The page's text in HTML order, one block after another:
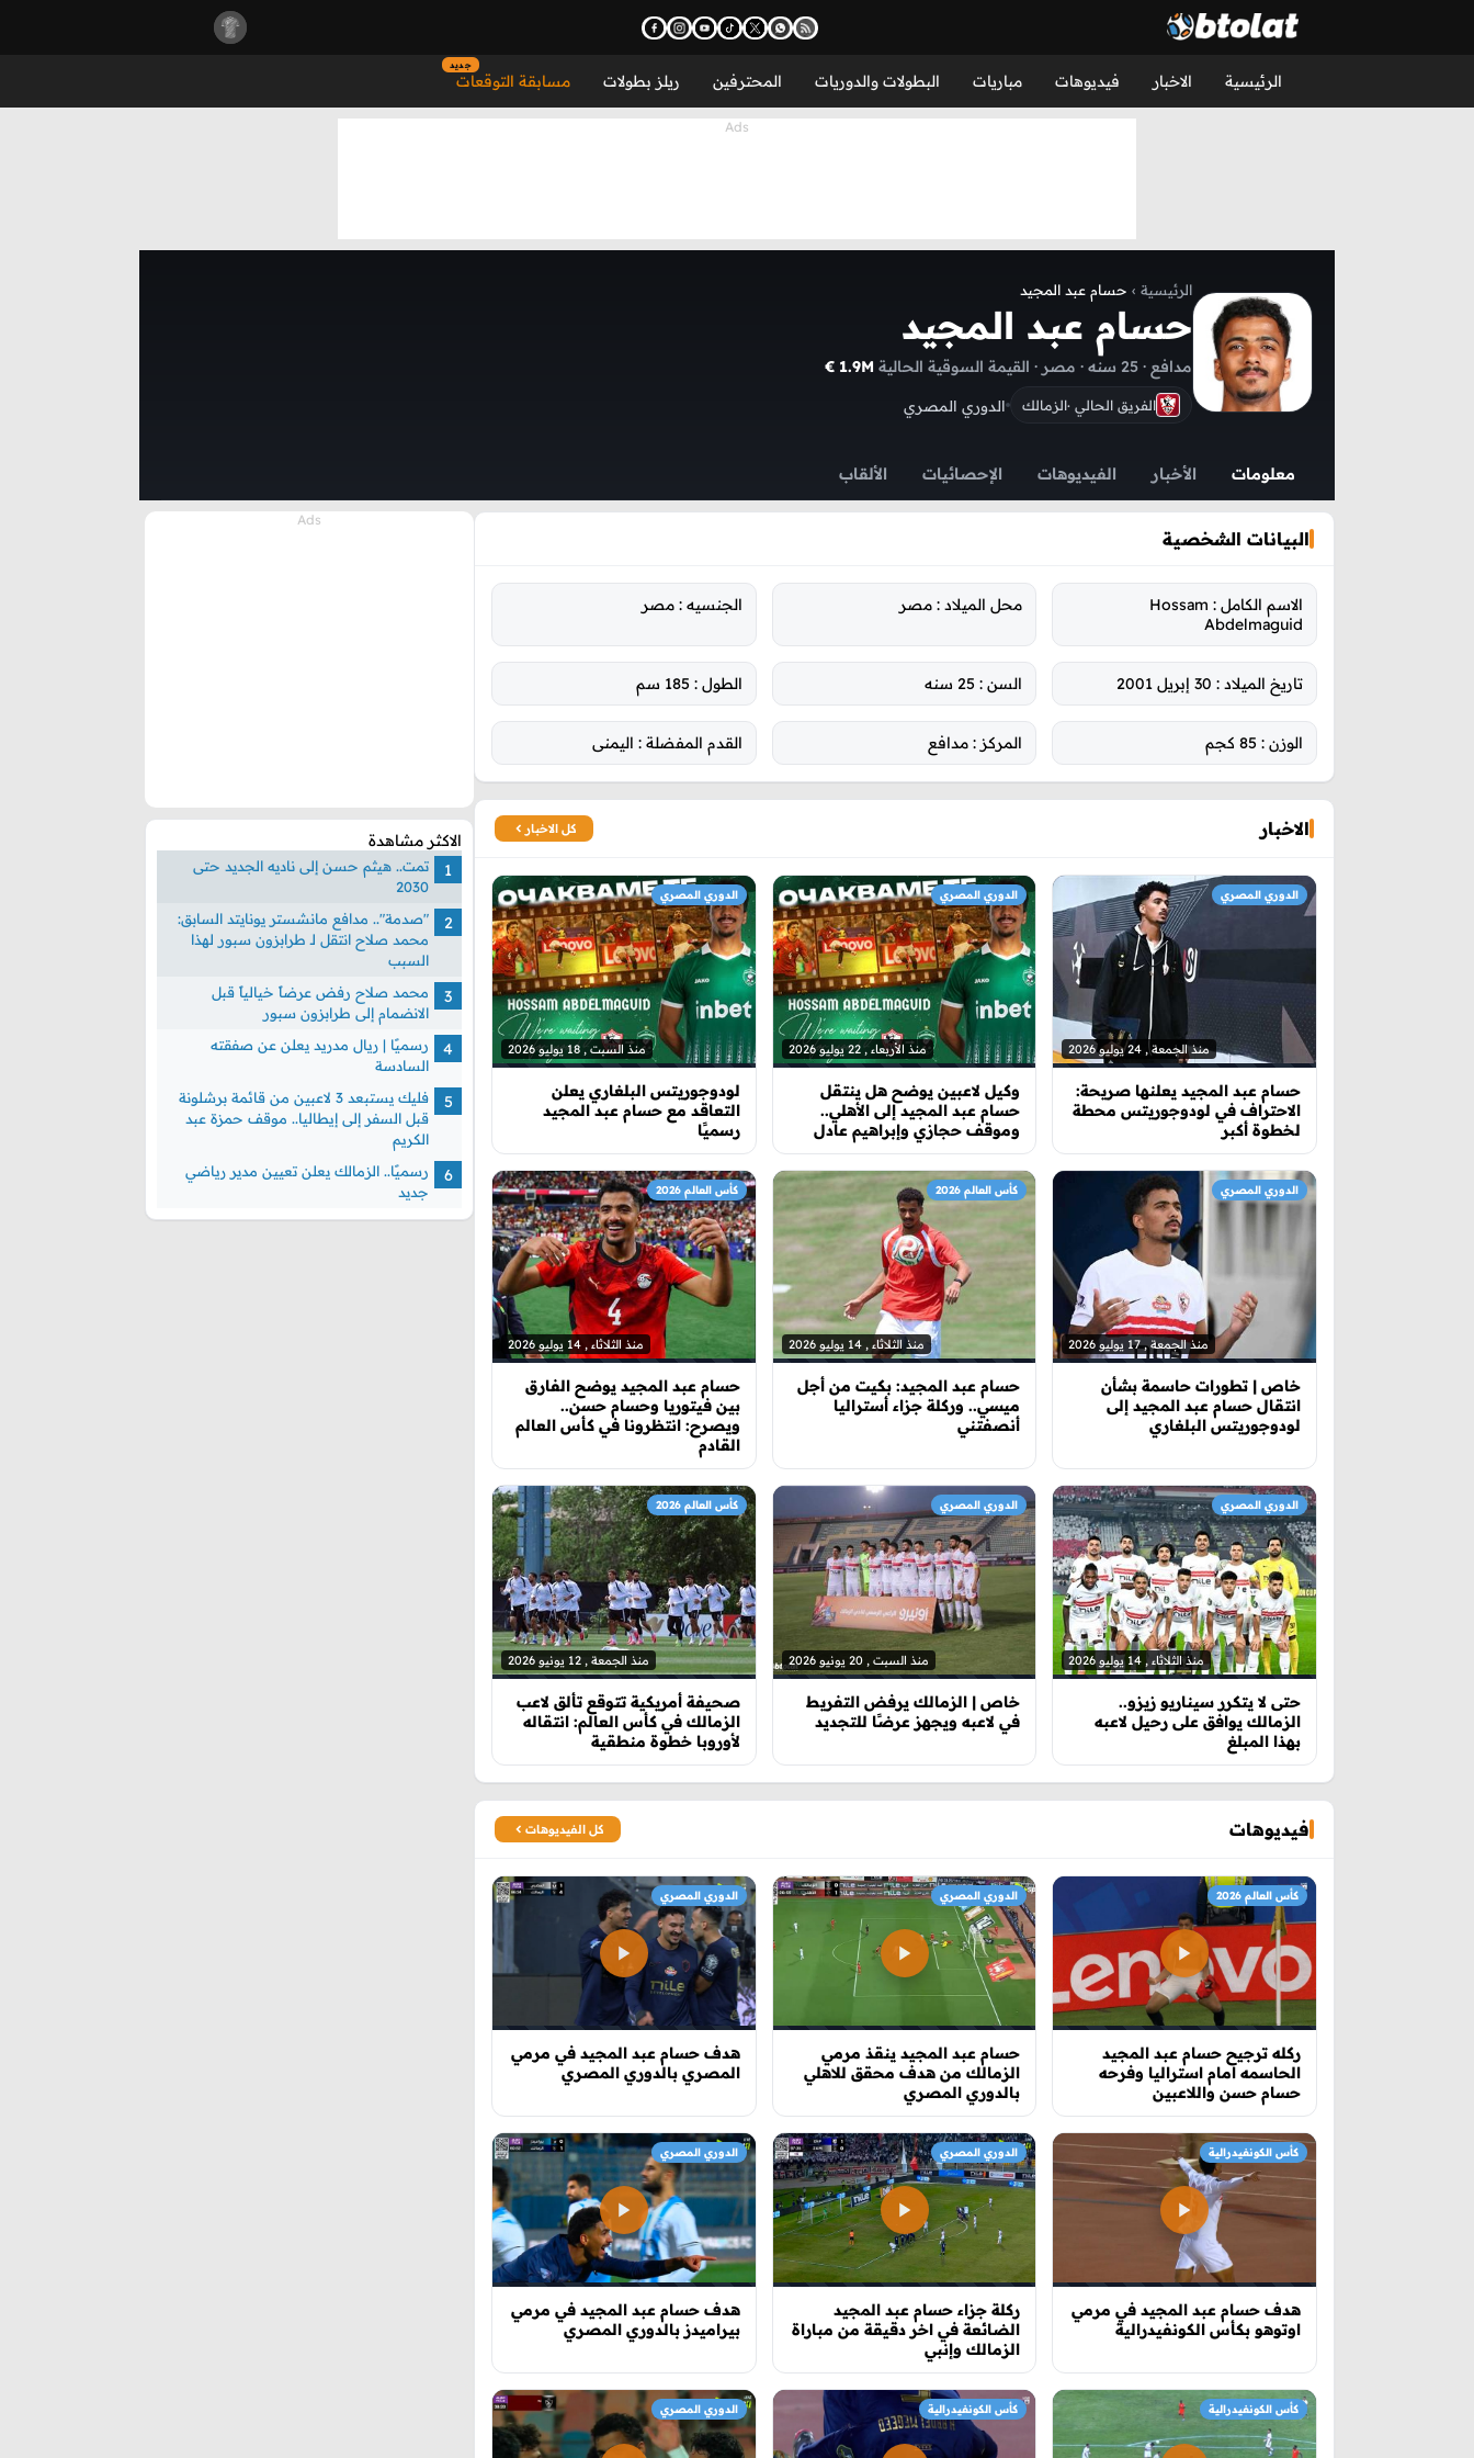
الرئيسية الاخبار فيديوهات مباريات البطولات والدوريات المحترفين ريلز بطولات مسابقة التوقعات
جديد
الرئيسية › حسام عبد المجيد
حسام عبد المجيد
مدافع · 25 سنه · مصر · القيمة السوقية الحالية 1.9M €
الفريق الحالي ·الزمالك الدوري المصري
معلومات الأخبار الفيديوهات الإحصائيات الألقاب
البيانات الشخصية
الاسم الكامل : Hossam
Abdelmaguid
محل الميلاد : مصر الجنسيه :مصر
تاريخ الميلاد : 30 إبريل 2001 السن : 25 سنه الطول : 185 سم
الوزن : 85 كجم المركز : مدافع القدم المفضلة : اليمنى
الاخبار كل الاخبار
منذ الجمعة , 24 يوليو 2026
حسام عبد المجيد يعلنها صريحة:
الاحتراف في لودوجوريتس محطة
لخطوة أكبر
الدوري المصري
منذ الأربعاء , 22 يوليو 2026
وكيل لاعبين يوضح هل ينتقل
حسام عبد المجيد إلى الأهلي..
وموقف حجازي وإبراهيم عادل
الدوري المصري
منذ السبت , 18 يوليو 2026
لودوجوريتس البلغاري يعلن
التعاقد مع حسام عبد المجيد
رسميًا
الدوري المصري
منذ الجمعة , 17 يوليو 2026
خاص | تطورات حاسمة بشأن
انتقال حسام عبد المجيد إلى
لودوجوريتس البلغاري
الدوري المصري
منذ الثلاثاء , 14 يوليو 2026
حسام عبد المجيد: بكيت من أجل
ميسي.. وركلة جزاء أستراليا
أنصفتني
كأس العالم 2026
منذ الثلاثاء , 14 يوليو 2026
حسام عبد المجيد يوضح الفارق
بين فيتوريا وحسام حسن..
ويصرح: انتظرونا في كأس العالم
القادم
كأس العالم 2026
منذ الثلاثاء , 14 يوليو 2026
حتى لا يتكرر سيناريو زيزو..
الزمالك يوافق على رحيل لاعبه
بهذا المبلغ
الدوري المصري
منذ السبت , 20 يونيو 2026
خاص | الزمالك يرفض التفريط
في لاعبه ويجهز عرضًا للتجديد
الدوري المصري
منذ الجمعة , 12 يونيو 2026
صحيفة أمريكية تتوقع تألق لاعب
الزمالك في كأس العالم: انتقاله
لأوروبا خطوة منطقية
كأس العالم 2026
فيديوهات كل الفيديوهات
ركله ترجيح حسام عبد المجيد
الحاسمه امام استراليا وفرحه
حسام حسن واللاعبين
كأس العالم 2026
حسام عبد المجيد ينقذ مرمي
الزمالك من هدف محقق للاهلي
بالدوري المصري
الدوري المصري
هدف حسام عبد المجيد في مرمي
المصري بالدوري المصري
الدوري المصري
هدف حسام عبد المجيد في مرمي
اوتوهو بكأس الكونفيدرالية
كأس الكونفيدرالية
ركلة جزاء حسام عبد المجيد
الضائعة في اخر دقيقة من مباراة
الزمالك وإنبي
الدوري المصري
هدف حسام عبد المجيد في مرمي
بيراميدز بالدوري المصري
الدوري المصري
كأس الكونفيدرالية كأس الكونفيدرالية الدوري المصري
الاكثر مشاهدة
تمت.. هيثم حسن إلى ناديه الجديد حتى
2030
"صدمة".. مدافع مانشستر يونايتد السابق:
محمد صلاح انتقل لـ طرابزون سبور لهذا
السبب
محمد صلاح رفض عرضاً خيالياً قبل
الانضمام إلى طرابزون سبور
رسميًا | ريال مدريد يعلن عن صفقته
السادسة
فليك يستبعد 3 لاعبين من قائمة برشلونة
قبل السفر إلى إيطاليا.. موقف حمزة عبد
الكريم
رسميًا.. الزمالك يعلن تعيين مدير رياضي
جديد